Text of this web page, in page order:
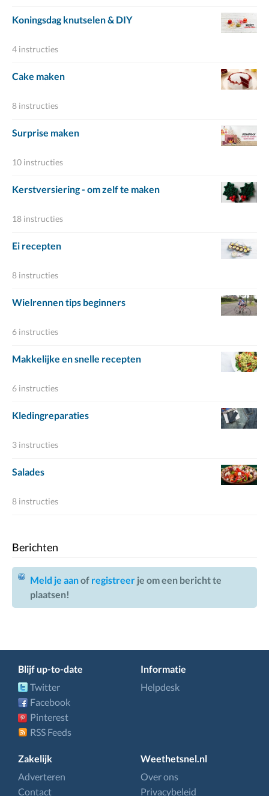
Koningsdag knutselen & DIY
4 instructies
Cake maken
8 instructies
Surprise maken
10 instructies
Kerstversiering - om zelf te maken
18 instructies
Ei recepten
8 instructies
Wielrennen tips beginners
6 instructies
Makkelijke en snelle recepten
6 instructies
Kledingreparaties
3 instructies
Salades
8 instructies
Berichten
Meld je aanof registreer je om een bericht te
plaatsen!
Blijf up-to-date
Twitter
Facebook
Pinterest
RSS Feeds
Informatie
Helpdesk
Zakelijk
Adverteren
Contact
Weethetsnel.nl
Over ons
Privacybeleid